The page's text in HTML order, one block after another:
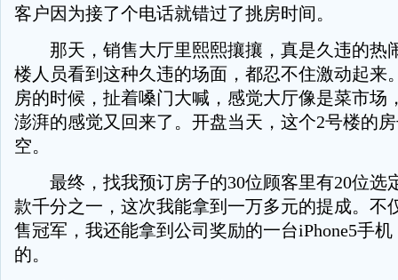
客户因为接了个电话就错过了挑房时间。
那天，销售大厅里熙熙攘攘，真是久违的热
楼人员看到这种久违的场面，都忍不住激动起来
房的时候，扯着嗓门大喊，感觉大厅像是菜市场
澎湃的感觉又回来了。开盘当天，这个2号楼的
空。
最终，找我预订房子的30位顾客里有20位选
款千分之一，这次我能拿到一万多元的提成。不
售冠军，我还能拿到公司奖励的一台iPhone5手
的。